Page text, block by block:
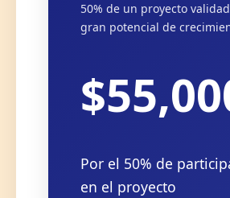
50% de un proyecto
gran potencial de
Por el 50% de
en el proyecto